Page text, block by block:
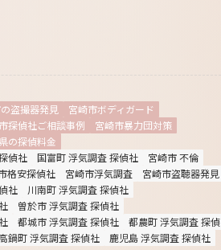
盗撮器発見
宮崎市ボディガード
探偵社ご相談事例
宮崎市暴力団対策
の探偵料金
偵社 国富町 浮気調査 探偵社
宮崎市 不倫
格安探偵社 宮崎市浮気調査
宮崎市盗聴器発見
社
川南町 浮気調査 探偵社
曽於市 浮気調査 探偵社
都城市 浮気調査 探偵社
都農町 浮気調査 探
鍋町 浮気調査 探偵社
鹿児島 浮気調査 探偵社